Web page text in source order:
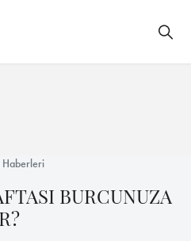
Haberleri
BURCUNUZA